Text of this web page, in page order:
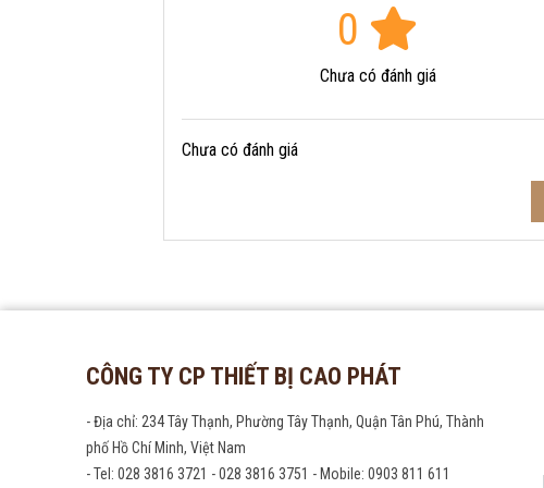
0
Chưa có đánh giá
Chưa có đánh giá
CÔNG TY CP THIẾT BỊ CAO PHÁT
- Địa chỉ: 234 Tây Thạnh, Phường Tây Thạnh, Quận Tân Phú, Thành
phố Hồ Chí Minh, Việt Nam
- Tel: 028 3816 3721 - 028 3816 3751 - Mobile: 0903 811 611